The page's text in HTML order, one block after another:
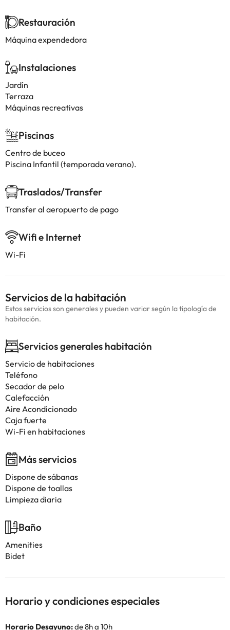
Restauración
Máquina expendedora
Instalaciones
Jardín
Terraza
Máquinas recreativas
Piscinas
Centro de buceo
Piscina Infantil (temporada verano).
Traslados/Transfer
Transfer al aeropuerto de pago
Wifi e Internet
Wi-Fi
Servicios de la habitación
Estos servicios son generales y pueden variar según la tipología de
habitación.
Servicios generales habitación
Servicio de habitaciones
Teléfono
Secador de pelo
Calefacción
Aire Acondicionado
Caja fuerte
Wi-Fi en habitaciones
Más servicios
Dispone de sábanas
Dispone de toallas
Limpieza diaria
Baño
Amenities
Bidet
Horario y condiciones especiales
Horario Desayuno:de 8h a 10h